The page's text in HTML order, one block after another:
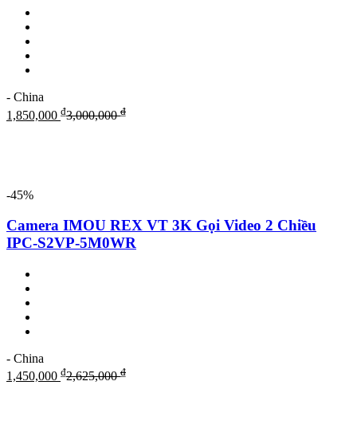
- China
1,850,000 ₫3,000,000₫
-45%
Camera IMOU REX VT 3K Gọi Video 2 Chiều
IPC-S2VP-5M0WR
- China
1,450,000 ₫2,625,000₫